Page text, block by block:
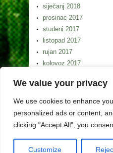
We value your privacy
We use cookies to enhance
personalized ads or content,
clicking "Accept All", you
Customize
siječanj 2018
prosinac 2017
studeni 2017
listopad 2017
rujan 2017
kolovoz 2017
lipanj 2017
svibanj 2017